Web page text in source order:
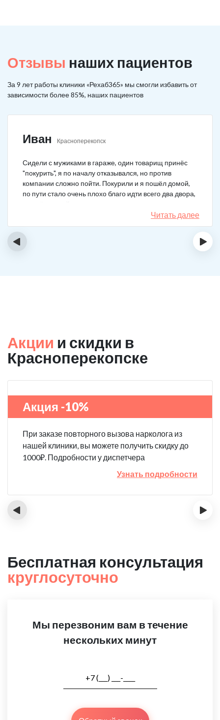
Отзывы наших пациентов
За 9 лет работы клиники «Рехаб365» мы смогли избавить от
зависимости более 85%, наших пациентов
Иван Красноперекопск
Сидели с мужиками в гараже, один товарищ принёс
"покурить", я по началу отказывался, но против
компании сложно пойти. Покурили и я пошёл домой,
по пути стало очень плохо благо идти всего два двора,
чувствовал что точно, что-то не так. Спасибо большое,
что быстро приехали, поставили капельницу и уже
меня начало отпускать. После оказалось, что товарищ
Читать далее
‹ ›
Акции и скидки в
Красноперекопске
Акция -10%
При заказе повторного вызова нарколога из
нашей клиники, вы можете получить скидку до
1000₽. Подробности у диспетчера
Узнать подробности
‹ ›
Бесплатная консультация
круглосуточно
Мы перезвоним вам в течение
нескольких минут